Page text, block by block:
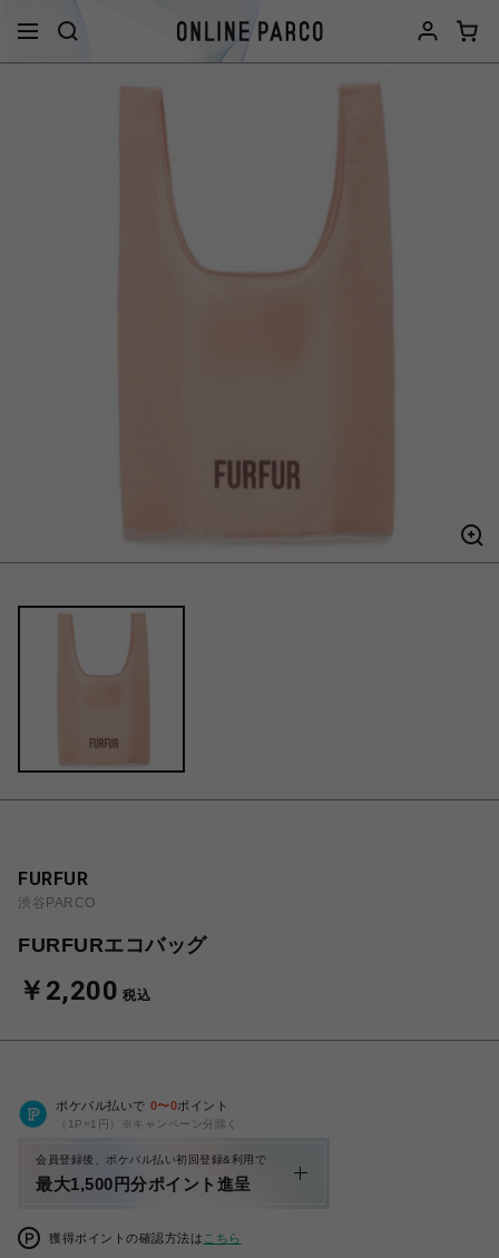
FURFUR
渋谷PARCO
FURFURエコバッグ
￥2,200 税込
ポケパル払いで 0〜0ポイント
（1P=1円）※キャンペーン分除く
会員登録後、ポケパル払い初回登録&利用で
最大1,500円分ポイント進呈
獲得ポイントの確認方法は こちら